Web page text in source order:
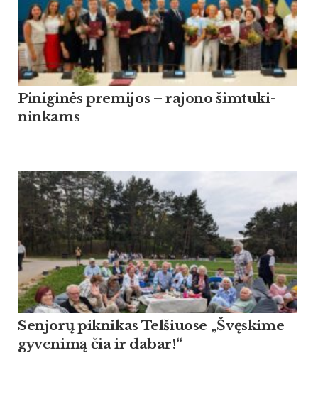
Pi­ni­ginės pre­mi­jos – ra­jo­no šim­tu­ki­
nin­kams
Sen­jorų pik­ni­kas Tel­šiuo­se „Švęski­me
gy­ve­nimą čia ir da­bar!“